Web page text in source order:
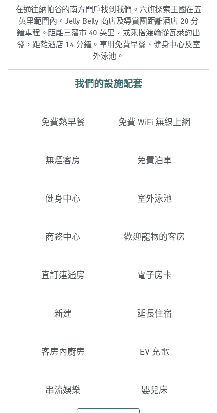
在通往納帕谷的南方門戶找到我們。六旗探索王國在五
英里範圍內。Jelly Belly 商店及導賞團距離酒店 20 分
鐘車程。距離三藩市 40 英里，或乘搭渡輪從瓦萊約出
發，距離酒店 14 分鐘。享用免費早餐、健身中心及室
外泳池。
我們的設施配套
免費熱早餐 免費 WiFi 無線上網
無煙客房 免費泊車
健身中心 室外泳池
商務中心 歡迎寵物的客房
直訂連通房 電子房卡
新建 延長住宿
客房內廚房 EV 充電
串流娛樂 嬰兒床